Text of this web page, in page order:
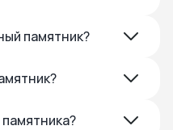
памятник?